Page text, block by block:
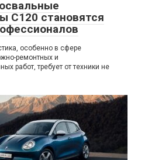
C120 становятся
особенно в сфере
ремонтных и
работ, требует от техники не